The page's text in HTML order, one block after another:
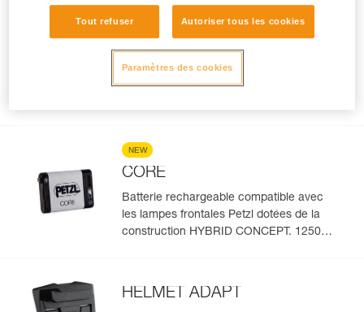
ARIA® 2 RGB
Lampe frontale compacte, robuste et
étanche, avec éclairage blanc ou
NEW
CORE
Batterie rechargeable compatible avec
les lampes frontales Petzl dotées de la
construction HYBRID CONCEPT. 1250
HELMET ADAPT
Tout refuser Autoriser tous les cookies
Paramètres des cookies